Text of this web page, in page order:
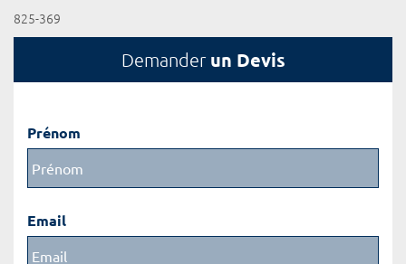
825-369
Demander un Devis
Prénom
Email